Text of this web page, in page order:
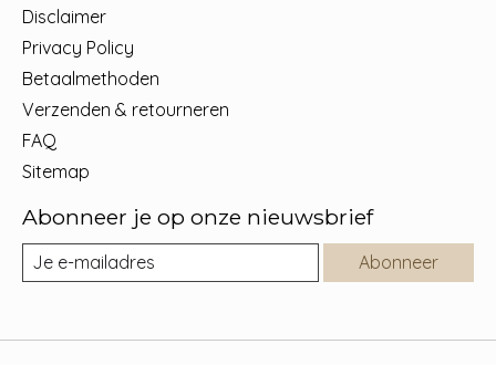
Disclaimer
Privacy Policy
Betaalmethoden
Verzenden & retourneren
FAQ
Sitemap
Abonneer je op onze nieuwsbrief
Abonneer